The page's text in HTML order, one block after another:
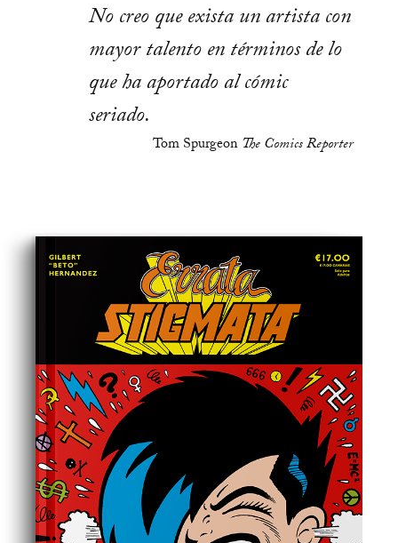
No creo que exista un artista con
mayor talento en términos de lo
que ha aportado al cómic
seriado.
Tom Spurgeon The Comics Reporter